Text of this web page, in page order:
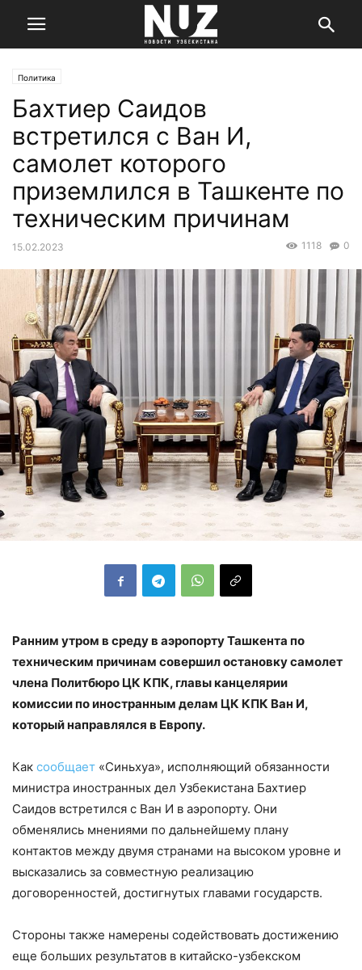
Политика
Бахтиер Саидов
встретился с Ван И,
самолет которого
приземлился в Ташкенте по
техническим причинам
15.02.2023 0
1118
Ранним утром в среду в аэропорту Ташкента по
техническим причинам совершил остановку самолет
члена Политбюро ЦК КПК, главы канцелярии
комиссии по иностранным делам ЦК КПК Ван И,
который направлялся в Европу.
Как сообщает «Синьхуа», исполняющий обязанности
министра иностранных дел Узбекистана Бахтиер
Саидов встретился с Ван И в аэропорту. Они
обменялись мнениями по дальнейшему плану
контактов между двумя странами на высоком уровне и
высказались за совместную реализацию
договоренностей, достигнутых главами государств.
Стороны также намерены содействовать достижению
еще больших результатов в китайско-узбекском